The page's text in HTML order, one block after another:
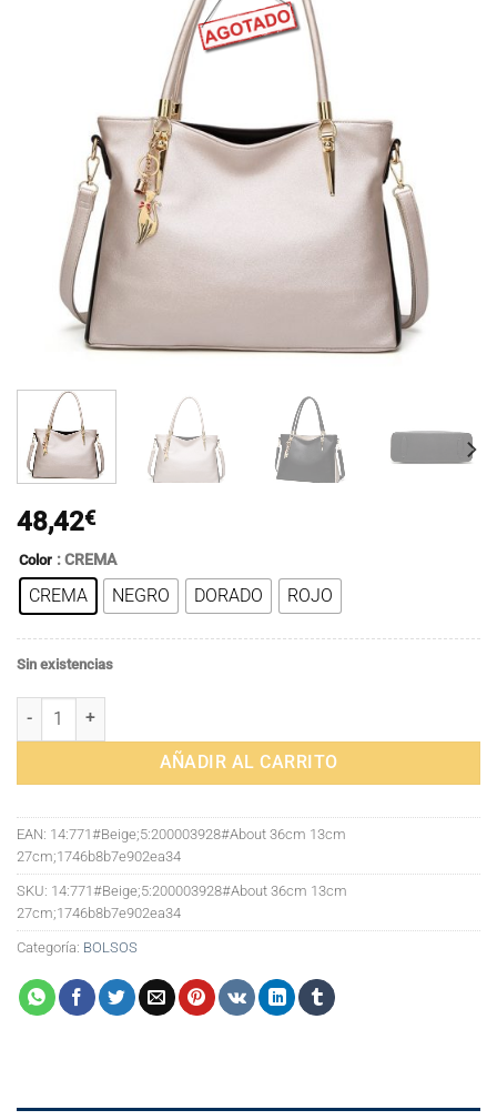
48,42€
Color : CREMA
CREMA NEGRO DORADO ROJO
Sin existencias
Bolsos de lujo de mujer bolsos de diseñador PU de cuero suave
AÑADIR AL CARRITO
EAN: 14:771#Beige;5:200003928#About 36cm 13cm
27cm;1746b8b7e902ea34
SKU: 14:771#Beige;5:200003928#About 36cm 13cm
27cm;1746b8b7e902ea34
Categoría: BOLSOS